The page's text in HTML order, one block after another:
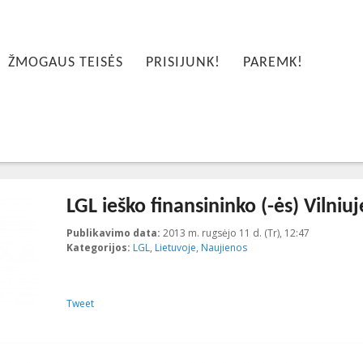
ŽMOGAUS TEISĖS PRISIJUNK! PAREMK!
LGL ieško finansininko (-ės)
Publikavimo data: 2013 m. rugsėjo 11 d. (Tr), 12:47
Kategorijos: LGL, Lietuvoje, Naujienos
Tweet